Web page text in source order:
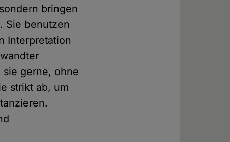
bringen
Sie benutzen
Interpretation
gerne, ohne
strikt ab, um